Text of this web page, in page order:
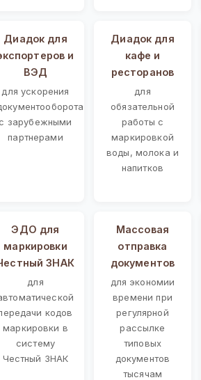
Диадок для
и
ВЭД
для ускорения
с зарубежными
партнерами
Диадок для
кафе и
ресторанов
для
обязательной
работы с
маркировкой
воды, молока и
напитков
ЭДО для
маркировки
ЗНАК
для
кодов
маркировки в
систему
Честный ЗНАК
Массовая
отправка
документов
для экономии
времени при
регулярной
рассылке
типовых
документов
тысячам